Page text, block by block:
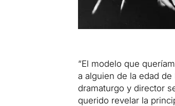
“El modelo que
a alguien de la edad de
dramaturgo y director
querido revelar la